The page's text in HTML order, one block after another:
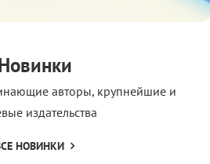
авторы, крупнейшие и
издательства
НОВИНКИ